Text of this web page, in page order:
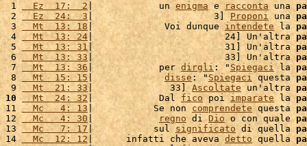
1
  Ez  17:  2
|            un enigma e racconta una
2
  Ez  24:  3
|                      3] Proponi una
3
  Mt  13: 18
|             Voi dunque intendete la
4
  Mt  13: 24
|                        24] Un'altra
5
  Mt  13: 31
|                        31] Un'altra
6
  Mt  13: 33
|                        33] Un'altra
7
  Mt  13: 36
|            per dirgli: "Spiegaci la
8
  Mt  15: 15
| disse : "Spiegaci questa
9
  Mt  21: 33
|              33] Ascoltate un'altra
10
  Mt  24: 32
|            Dal fico poi imparate la
11
  Mc   4: 13
|           Se non comprendete questa
12
  Mc   4: 30
| regno di Dio o con quale
13
  Mc   7: 17
|           sul significato di quella
14
  Mc  12: 12
|      infatti che aveva detto quella